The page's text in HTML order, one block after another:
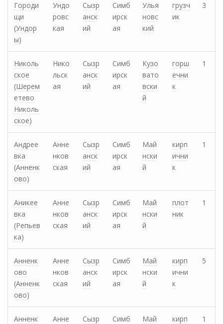
Городи
щи
(Ундор
ы)
Ундо
ровс
кая
Сызр
анск
ий
Симб
ирск
ая
Улья
новс
кий
грузч
ик
3
Николь
ское
(Шерем
етево
Николь
ское)
Нико
льск
ая
Сызр
анск
ий
Симб
ирск
ая
Кузо
вато
вски
й
горш
ечни
к
1
Андрее
вка
(Анненк
ово)
Анне
нков
ская
Сызр
анск
ий
Симб
ирск
ая
Май
нски
й
кирп
ични
к
1
Аникее
вка
(Репьев
ка)
Анне
нков
ская
Сызр
анск
ий
Симб
ирск
ая
Май
нски
й
плот
ник
1
Анненк
ово
(Анненк
ово)
Анне
нков
ская
Сызр
анск
ий
Симб
ирск
ая
Май
нски
й
кирп
ични
к
5
Анненк
Анне
Сызр
Симб
Май
кирп
1